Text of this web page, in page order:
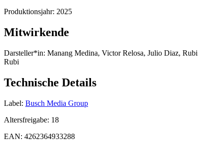
Produktionsjahr: 2025
Mitwirkende
Darsteller*in: Manang Medina, Victor Relosa, Julio Diaz, Rubi
Rubi
Technische Details
Label: Busch Media Group
Altersfreigabe: 18
EAN: 4262364933288